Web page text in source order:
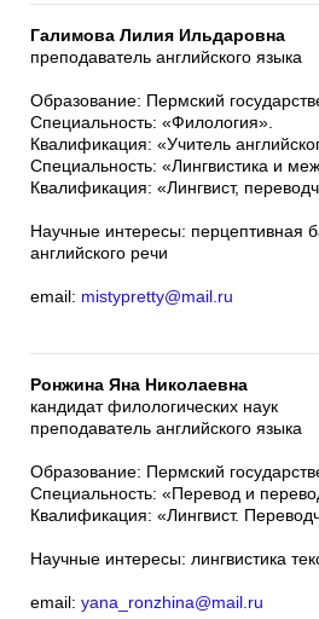
Галимова Лилия Ильдаровна
преподаватель английского языка
Образование: Пермский
Специальность: «Филология».
Квалификация: «Учитель
Специальность: «Лингвистика и
Квалификация: «Лингвист,
Научные интересы: перцептивная
английского речи
email: mistypretty@mail.ru
Ронжина Яна Николаевна
кандидат филологических наук
преподаватель английского языка
Образование: Пермский
Специальность: «Перевод и
Квалификация: «Лингвист.
Научные интересы: лингвистика
email: yana_ronzhina@mail.ru